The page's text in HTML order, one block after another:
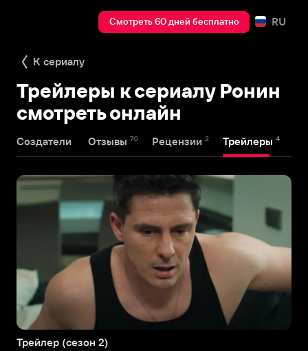
Смотреть 60 дней бесплатно RU
К сериалу
Трейлеры к сериалу Ронин
смотреть онлайн
Создатели Отзывы 70 Рецензии 2 Трейлеры 4
Трейлер (сезон 2)